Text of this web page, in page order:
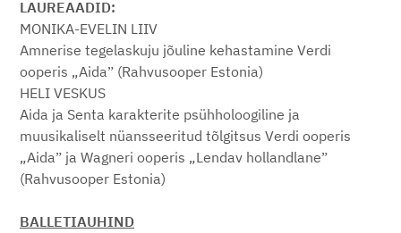
LAUREAADID:
MONIKA-EVELIN LIIV
Amnerise tegelaskuju jõuline kehastamine Verdi
ooperis „Aidaˮ (Rahvusooper Estonia)
HELI VESKUS
Aida ja Senta karakterite psühholoogiline ja
muusikaliselt nüansseeritud tõlgitsus Verdi ooperis
„Aidaˮ ja Wagneri ooperis „Lendav hollandlaneˮ
(Rahvusooper Estonia)
BALLETIAUHIND